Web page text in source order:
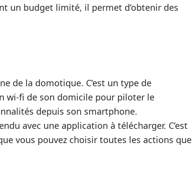
un budget limité, il permet d’obtenir des
de la domotique. C’est un type de
wi-fi de son domicile pour piloter le
depuis son smartphone.
avec une application à télécharger. C’est
vous pouvez choisir toutes les actions que